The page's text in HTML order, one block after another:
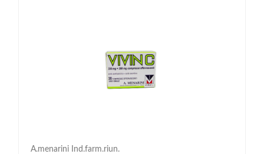
A.menarini Ind.farm.riun.